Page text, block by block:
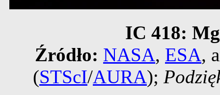
IC 418:
Źródło: NASA, ESA,
(STScI/AURA);